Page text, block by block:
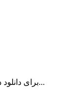
برای دانلود دیکشنری انگلیسی به عربی اینجا کلیک کنید. گروه ایران مترجم با کادری مجرب آماده ترجمه متون تخصصی شما می باشد. کیفیت برای ما حرف اول را می زند؛ پس از نتیجه کار مطمئن...